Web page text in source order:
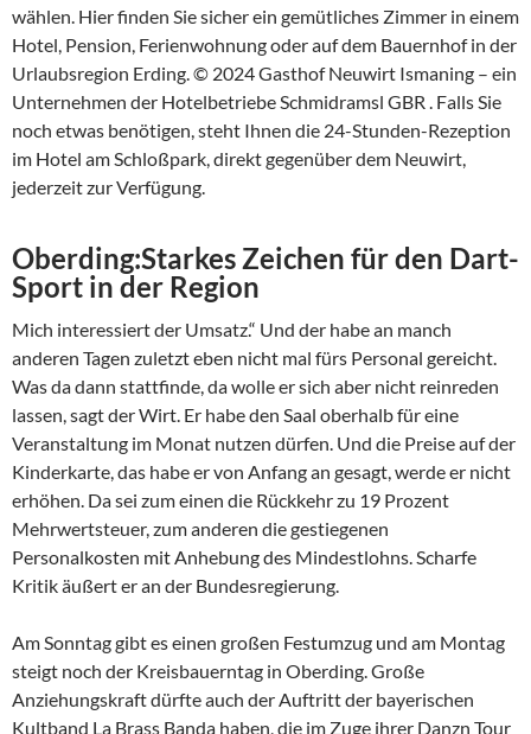
wählen. Hier finden Sie sicher ein gemütliches Zimmer in einem
Hotel, Pension, Ferienwohnung oder auf dem Bauernhof in der
Urlaubsregion Erding. © 2024 Gasthof Neuwirt Ismaning – ein
Unternehmen der Hotelbetriebe Schmidramsl GBR . Falls Sie
noch etwas benötigen, steht Ihnen die 24-Stunden-Rezeption
im Hotel am Schloßpark, direkt gegenüber dem Neuwirt,
jederzeit zur Verfügung.
Oberding:Starkes Zeichen für den Dart-
Sport in der Region
Mich interessiert der Umsatz.“ Und der habe an manch
anderen Tagen zuletzt eben nicht mal fürs Personal gereicht.
Was da dann stattfinde, da wolle er sich aber nicht reinreden
lassen, sagt der Wirt. Er habe den Saal oberhalb für eine
Veranstaltung im Monat nutzen dürfen. Und die Preise auf der
Kinderkarte, das habe er von Anfang an gesagt, werde er nicht
erhöhen. Da sei zum einen die Rückkehr zu 19 Prozent
Mehrwertsteuer, zum anderen die gestiegenen
Personalkosten mit Anhebung des Mindestlohns. Scharfe
Kritik äußert er an der Bundesregierung.
Am Sonntag gibt es einen großen Festumzug und am Montag
steigt noch der Kreisbauerntag in Oberding. Große
Anziehungskraft dürfte auch der Auftritt der bayerischen
Kultband La Brass Banda haben, die im Zuge ihrer Danzn Tour